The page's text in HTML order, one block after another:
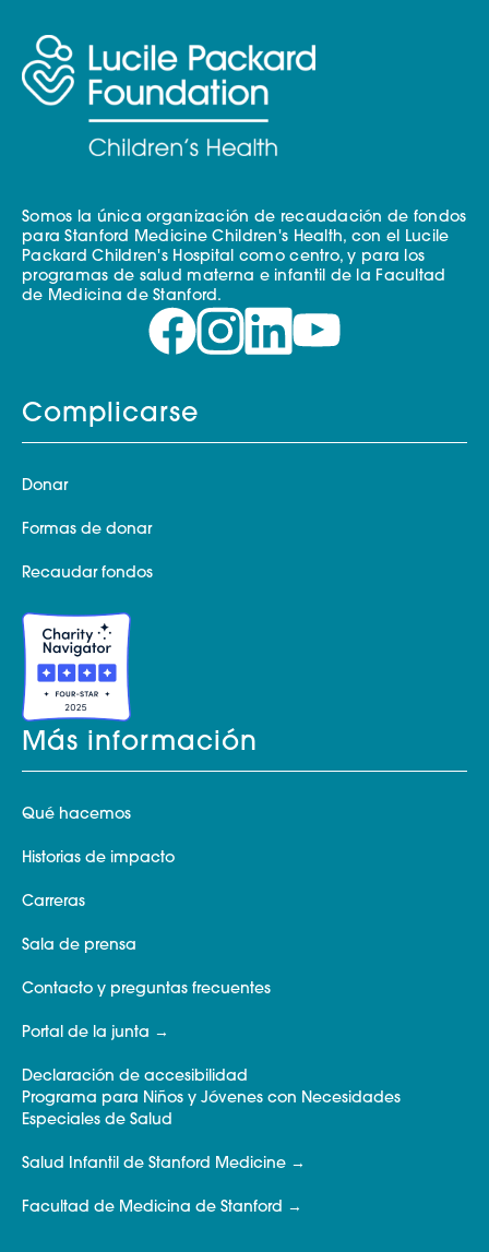
Somos la única organización de recaudación de fondos
para Stanford Medicine Children's Health, con el Lucile
Packard Children's Hospital como centro, y para los
programas de salud materna e infantil de la Facultad
de Medicina de Stanford.
Complicarse
Donar
Formas de donar
Recaudar fondos
Más información
Qué hacemos
Historias de impacto
Carreras
Sala de prensa
Contacto y preguntas frecuentes
Portal de la junta
Declaración de accesibilidad
Programa para Niños y Jóvenes con Necesidades
Especiales de Salud
Salud Infantil de Stanford Medicine
Facultad de Medicina de Stanford